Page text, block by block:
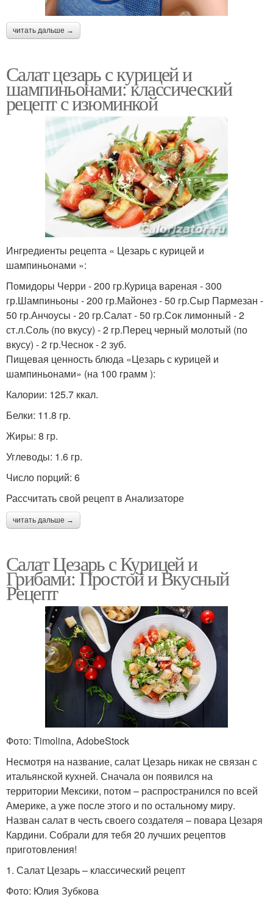
читать дальше →
Салат цезарь с курицей и
шампиньонами: классический
рецепт с изюминкой
Ингредиенты рецепта « Цезарь с курицей и
шампиньонами »:
Помидоры Черри - 200 гр.Курица вареная - 300
гр.Шампиньоны - 200 гр.Майонез - 50 гр.Сыр Пармезан -
50 гр.Анчоусы - 20 гр.Салат - 50 гр.Сок лимонный - 2
ст.л.Соль (по вкусу) - 2 гр.Перец черный молотый (по
вкусу) - 2 гр.Чеснок - 2 зуб.
Пищевая ценность блюда «Цезарь с курицей и
шампиньонами» (на 100 грамм ):
Калории: 125.7 ккал.
Белки: 11.8 гр.
Жиры: 8 гр.
Углеводы: 1.6 гр.
Число порций: 6
Рассчитать свой рецепт в Анализаторе
читать дальше →
Салат Цезарь с Курицей и
Грибами: Простой и Вкусный
Рецепт
Фото: Timolina, AdobeStock
Несмотря на название, салат Цезарь никак не связан с
итальянской кухней. Сначала он появился на
территории Мексики, потом – распространился по всей
Америке, а уже после этого и по остальному миру.
Назван салат в честь своего создателя – повара Цезаря
Кардини. Собрали для тебя 20 лучших рецептов
приготовления!
1. Салат Цезарь – классический рецепт
Фото: Юлия Зубкова